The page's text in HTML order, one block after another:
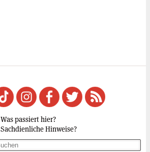
Was passiert hier?
Sachdienliche Hinweise?